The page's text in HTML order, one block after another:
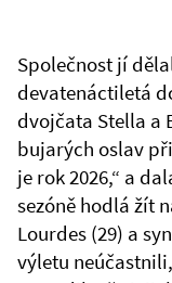
Společnost jí
devatenáctiletá
dvojčata Stella a
bujarých oslav
je rok 2026,“ a
sezóně hodlá žít
Lourdes (29) a
výletu